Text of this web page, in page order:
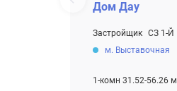
Дом Дау
Застройщик СЗ 1-
Строится
м. Выставочная
1-комн 31.52-56.26